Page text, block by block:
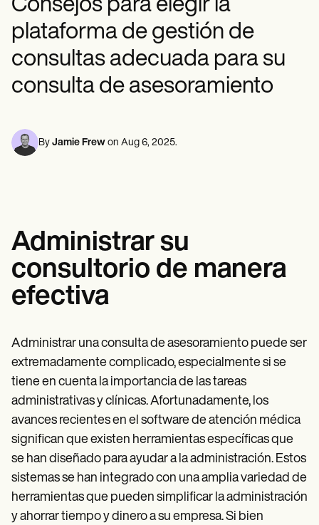
Profesionales de la Salud Mental
Nutricionistas
Psicología
Masajistas
Blogs
Guías
Superbill Template
Notas SOAP
Treatment Plan Template
Informed Consent Form
Social Work Treatment Plans
DAR Note Template
Demos
Training Hub
Webinars
Become a Partner
Pricing
Why Carepatron?
Login
Get started
Insurance claims
Speech therapists
Life coaches
Massage therapists
Personal trainers
Consejos para elegir la
plataforma de gestión de
consultas adecuada para su
consulta de asesoramiento
By Jamie Frew on Aug 6, 2025.
Administrar su
consultorio de manera
efectiva
Administrar una consulta de asesoramiento puede ser
extremadamente complicado, especialmente si se
tiene en cuenta la importancia de las tareas
administrativas y clínicas. Afortunadamente, los
avances recientes en el software de atención médica
significan que existen herramientas específicas que
se han diseñado para ayudar a la administración. Estos
sistemas se han integrado con una amplia variedad de
herramientas que pueden simplificar la administración
y ahorrar tiempo y dinero a su empresa. Si bien